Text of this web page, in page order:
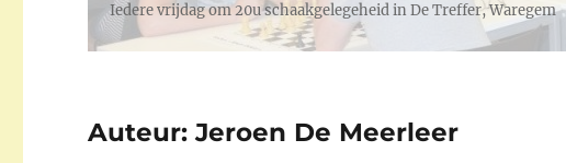
Iedere vrijdag om 20u schaakgelegeheid in De Treffer, Waregem
Auteur:Jeroen De Meerleer